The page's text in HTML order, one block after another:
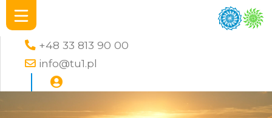
+48 33 813 90 00
info@tu1.pl